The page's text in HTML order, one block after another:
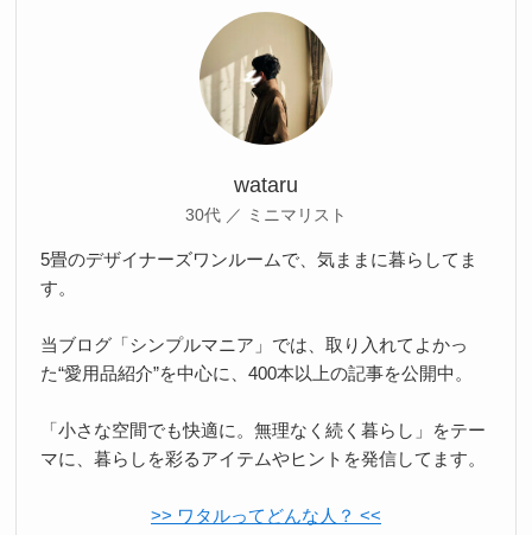
wataru
30代 ／ ミニマリスト
5畳のデザイナーズワンルームで、気ままに暮らしてま
す。
当ブログ「シンプルマニア」では、取り入れてよかっ
た“愛用品紹介”を中心に、400本以上の記事を公開中。
「小さな空間でも快適に。無理なく続く暮らし」をテー
マに、暮らしを彩るアイテムやヒントを発信してます。
>> ワタルってどんな人？ <<